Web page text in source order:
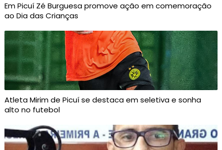
Em Picuí Zé Burguesa promove ação em comemoração
ao Dia das Crianças
Atleta Mirim de Picuí se destaca em seletiva e sonha
alto no futebol